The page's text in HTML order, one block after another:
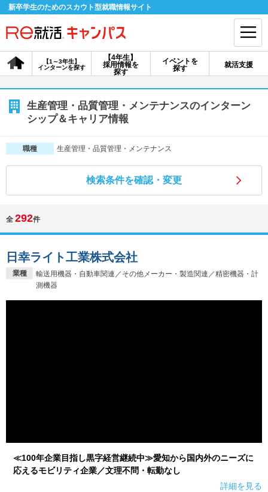
新卒学生のためのスカウト型就職情報サイト
【4年生】
採用情報を
探す
【1～3年生】
インターンを探す
イベントを
探す
就活支援
会員登録 ログイン
会員ID・パスワードを忘れた方はこちら
説明会を探す
インターンを探す
イベントを探す
就活ノウハウ・サポート
生産管理・品質管理・メンテナンスのインターン
シップ＆キャリア情報
職種 生産管理・品質管理・メンテナンス
検索条件を確認・変更
全 292件
業種
輸送用機器・自動車関連／その他メーカー・製造関連／精密機器・計
測機器
日幸ライト工業株式会社
≪100年企業目指し黒字経営継続中≫愛知から国内外のニーズに
応えるモビリティ企業／文理不問・転勤なし
詳細を見る